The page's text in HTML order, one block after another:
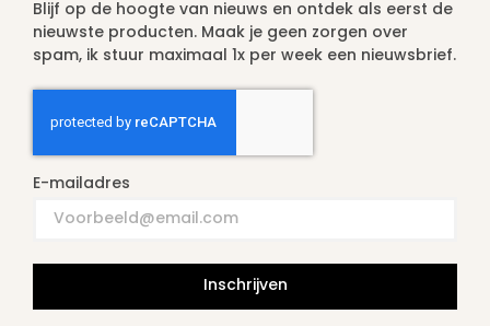
Blijf op de hoogte van nieuws en ontdek als eerst de
nieuwste producten. Maak je geen zorgen over
spam, ik stuur maximaal 1x per week een nieuwsbrief.
E-mailadres
Inschrijven